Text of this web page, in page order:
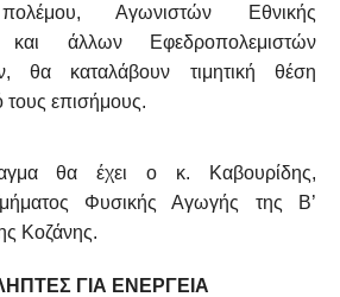
Αγωνιστών Εθνικής
και άλλων Εφεδροπολεμιστών
θα καταλάβουν τιμητική θέση
τους επισήμους.
θα έχει ο κ. Καβουρίδης,
Φυσικής Αγωγής της Β’
Κοζάνης.
ΓΙΑ ΕΝΕΡΓΕΙΑ